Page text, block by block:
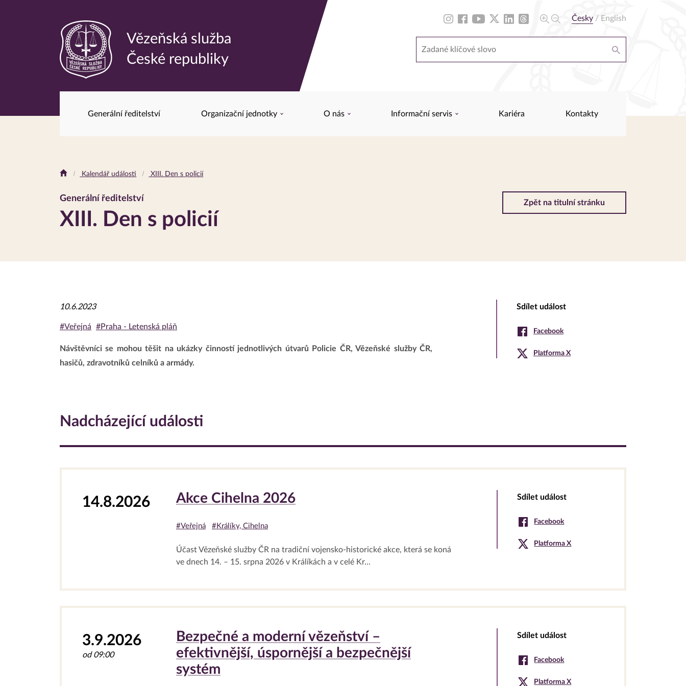
Česky / English
Odkaz
na
Vězeňská služba
České republiky
Generální ředitelství Organizační jednotky O nás Informační servis Kariéra Kontakty
Drobečková
Kalendář události XIII. Den s policií
Generální ředitelství
XIII. Den s policií
Zpět na titulní stránku
10.6.2023
#Veřejná #Praha - Letenská pláň
Návštěvníci se mohou těšit na ukázky činností jednotlivých útvarů Policie ČR, Vězeňské služby ČR,
hasičů, zdravotníků celníků a armády.
Sdílet událost
Facebook
Platforma X
Nadcházející události
14.8.2026 Akce Cihelna 2026
#Veřejná #Králíky, Cihelna
Účast Vězeňské služby ČR na tradiční vojensko-historické akce, která se koná
ve dnech 14. – 15. srpna 2026 v Králíkách a v celé Kr...
Sdílet událost
Facebook
Platforma X
3.9.2026
od 09:00
Bezpečné a moderní vězeňství –
efektivnější, úspornější a bezpečnější
systém
Sdílet událost
Facebook
Platforma X